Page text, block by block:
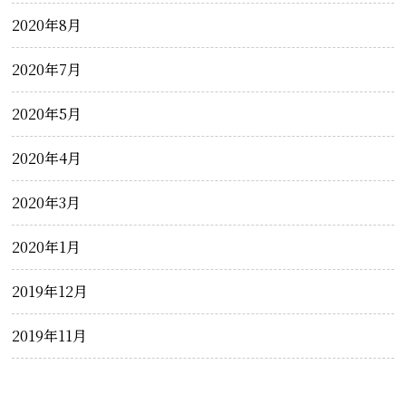
2020年8月
2020年7月
2020年5月
2020年4月
2020年3月
2020年1月
2019年12月
2019年11月